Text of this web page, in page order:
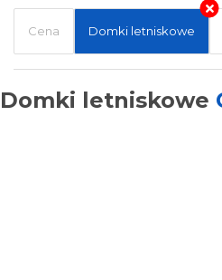
Cena Domki letniskowe
Domki letniskowe